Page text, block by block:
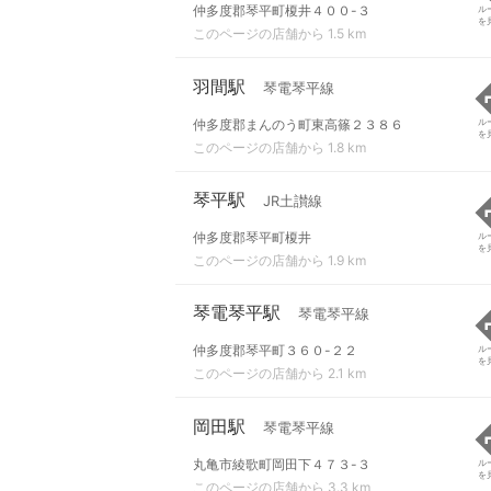
仲多度郡琴平町榎井４００-３
このページの店舗から 1.5 km
ル
を
羽間駅 琴電琴平線
仲多度郡まんのう町東高篠２３８６
このページの店舗から 1.8 km
ル
を
琴平駅 JR土讃線
仲多度郡琴平町榎井
このページの店舗から 1.9 km
ル
を
琴電琴平駅 琴電琴平線
仲多度郡琴平町３６０-２２
このページの店舗から 2.1 km
ル
を
岡田駅 琴電琴平線
丸亀市綾歌町岡田下４７３-３
このページの店舗から 3.3 km
ル
を